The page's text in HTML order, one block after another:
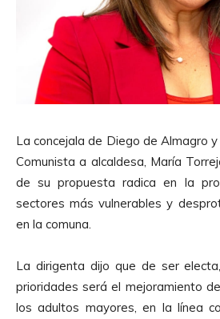
La concejala de Diego de Almagro
Comunista a alcaldesa, María
de su propuesta radica en la
sectores más vulnerables y
en la comuna.
La dirigenta dijo que de ser
prioridades será el mejoramiento
los adultos mayores, en la línea